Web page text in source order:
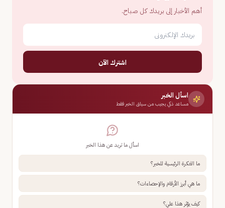
أهم الأخبار إلى بريدك كل صباح.
اشترك الآن
اسأل الخبر
مساعد ذكي يجيب من سياق الخبر فقط
اسأل ما تريد عن هذا الخبر
ما الفكرة الرئيسية للخبر؟
ما هي أبرز الأرقام والإحصاءات؟
كيف يؤثر هذا علي؟